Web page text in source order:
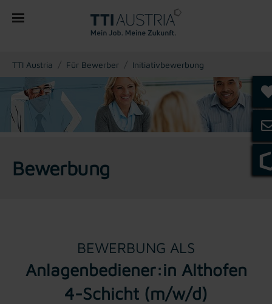
You are here:
TTI Austria Für Bewerber Initiativbewerbung
Bewerbung
BEWERBUNG ALS
Anlagenbediener:in Althofen
4-Schicht (m/w/d)